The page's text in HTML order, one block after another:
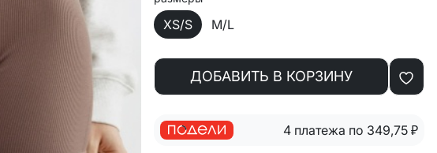
XS/S M/L
ДОБАВИТЬ В КОРЗИНУ
4 платежа по 349,75 ₽